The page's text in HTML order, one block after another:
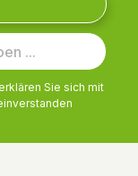
Sie sich mit